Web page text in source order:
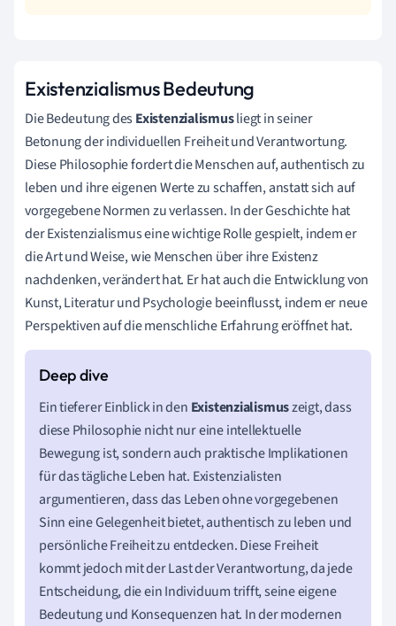
Existenzialismus Bedeutung
Die Bedeutung desExistenzialismusliegt in seiner
Betonung der individuellen Freiheit und Verantwortung.
Diese Philosophie fordert die Menschen auf, authentisch zu
leben und ihre eigenen Werte zu schaffen, anstatt sich auf
vorgegebene Normen zu verlassen. In der Geschichte hat
der Existenzialismus eine wichtige Rolle gespielt, indem er
die Art und Weise, wie Menschen über ihre Existenz
nachdenken, verändert hat. Er hat auch die Entwicklung von
Kunst, Literatur und Psychologie beeinflusst, indem er neue
Perspektiven auf die menschliche Erfahrung eröffnet hat.
Ein tieferer Einblick in den Existenzialismuszeigt, dass
diese Philosophie nicht nur eine intellektuelle
Bewegung ist, sondern auch praktische Implikationen
für das tägliche Leben hat. Existenzialisten
argumentieren, dass das Leben ohne vorgegebenen
Sinn eine Gelegenheit bietet, authentisch zu leben und
persönliche Freiheit zu entdecken. Diese Freiheit
kommt jedoch mit der Last der Verantwortung, da jede
Entscheidung, die ein Individuum trifft, seine eigene
Bedeutung und Konsequenzen hat. In der modernen